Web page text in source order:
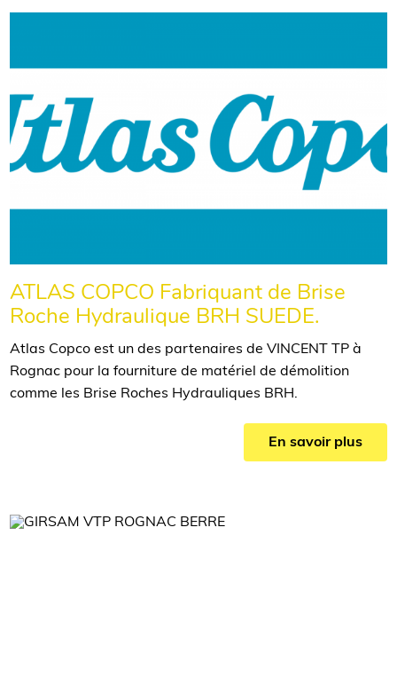
ATLAS COPCO Fabriquant de Brise
Roche Hydraulique BRH SUEDE.
Atlas Copco est un des partenaires de VINCENT TP à
Rognac pour la fourniture de matériel de démolition
comme les Brise Roches Hydrauliques BRH.
En savoir plus